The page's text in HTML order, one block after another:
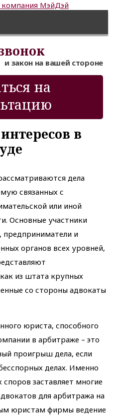
и закон на вашей стороне
на
в
дела
связанных с
или иной
Основные участники
предприниматели и
органов всех уровней,
из штата крупных
со стороны адвокаты
юриста, способного
в арбитраже – это
проигрыш дела, если
делах. Именно
заставляет многие
для арбитража на
юристам фирмы ведение